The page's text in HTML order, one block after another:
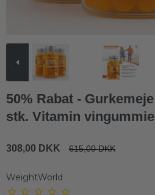
50% Rabat -
stk. Vitamin
308,00 DKK 615,00 DKK
WeightWorld